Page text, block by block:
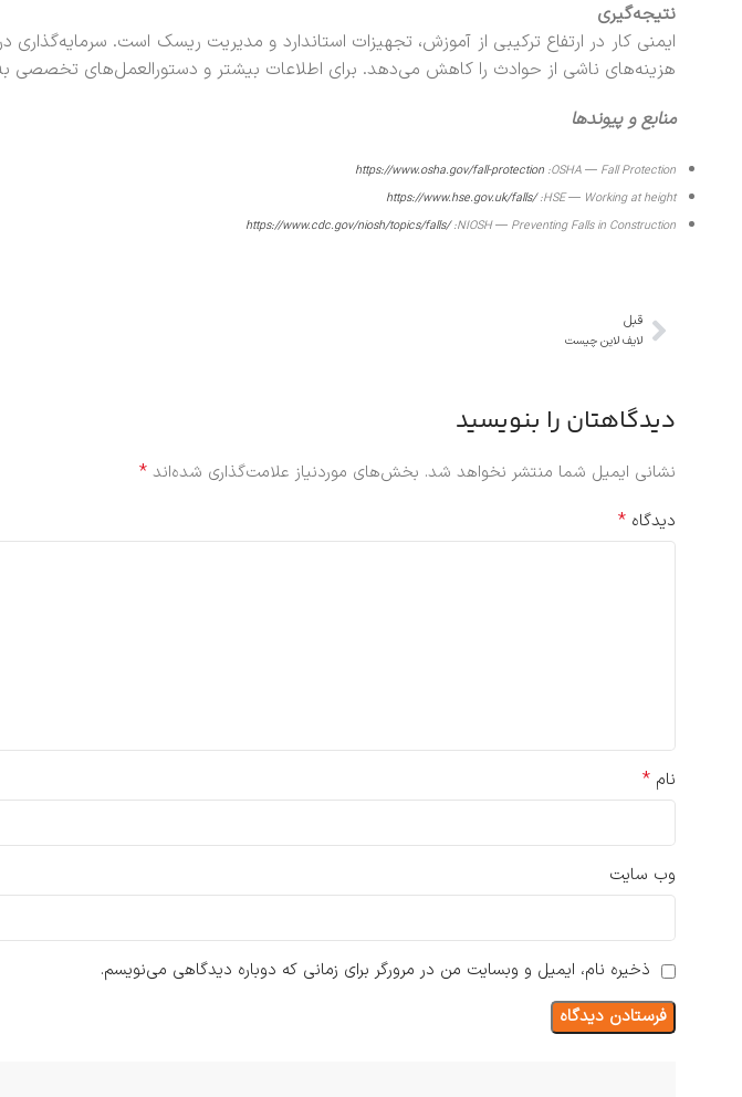
نتیجه‌گیری
ایمنی کار در ارتفاع ترکیبی از آموزش، تجهیزات استاندارد و مدیریت ریسک است.
هزینه‌های ناشی از حوادث را کاهش می‌دهد. برای اطلاعات بیشتر و دستورالعمل‌های تخصصی به
منابع و پیوندها
OSHA — Fall Protection:
https://www.osha.gov/fall-protection
HSE — Working at height:
https://www.hse.gov.uk/falls/
NIOSH — Preventing Falls in Construction:
https://www.cdc.gov/niosh/topics/falls/
قبل
لایف لاین چیست
دیدگاهتان را بنویسید
نشانی ایمیل شما منتشر نخواهد شد. بخش‌های موردنیاز علامت‌گذاری شده‌اند *
دیدگاه *
نام *
وب‌ سایت
ذخیره نام، ایمیل و وبسایت من در مرورگر برای زمانی که دوباره دیدگاهی می‌نویسم.